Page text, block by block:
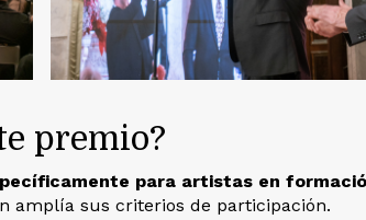
premio?
para artistas en
amplía sus criterios de participación.